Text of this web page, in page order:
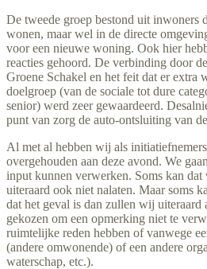
De tweede groep bestond uit inwoners
wonen, maar wel in de directe
voor een nieuwe woning. Ook hier
reacties gehoord. De verbinding door
Groene Schakel en het feit dat er extra
doelgroep (van de sociale tot dure
senior) werd zeer gewaardeerd.
punt van zorg de auto-ontsluiting van
Al met al hebben wij als
overgehouden aan deze avond. We
input kunnen verwerken. Soms kan
uiteraard ook niet nalaten. Maar soms
dat het geval is dan zullen wij uiteraard
gekozen om een opmerking niet te
ruimtelijke reden hebben of vanwege
(andere omwonende) of een andere
waterschap, etc.).